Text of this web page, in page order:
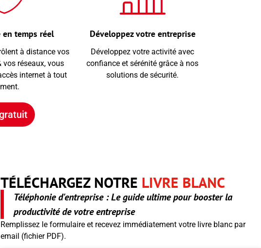
temps réel
à distance vos
réseaux, vous
internet à tout
Développez votre entreprise
Développez votre activité avec
confiance et sérénité grâce à nos
solutions de sécurité.
TÉLÉCHARGEZ NOTRE LIVRE BLANC
Téléphonie d'entreprise : Le guide ultime pour booster la
productivité de votre entreprise
Remplissez le formulaire et recevez immédiatement votre livre blanc par
email (fichier PDF).